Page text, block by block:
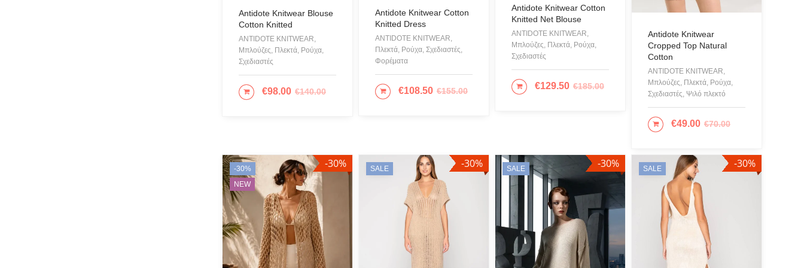
Βραχιόλια
Γάμος-Βάπτιση
Γιλέκο
Γλυπτική - Sculpture
Γραβάτα
Καπέλα & Σκουφιά
Κιμονό
Κοσμήματα
Μαγιό & Παρεό
Μπλούζες
Antidote Knitwear Blouse
Cotton Knitted
ANTIDOTE KNITWEAR,
Μπλούζες, Πλεκτά, Ρούχα,
Σχεδιαστές
€140.00
€98.00
ΕΠΙΛΟΓΉ
Antidote Knitwear Cotton
Knitted Dress
ANTIDOTE KNITWEAR,
Πλεκτά, Ρούχα, Σχεδιαστές,
Φορέματα
€155.00
€108.50
ΕΠΙΛΟΓΉ
Antidote Knitwear Cotton
Knitted Net Blouse
ANTIDOTE KNITWEAR,
Μπλούζες, Πλεκτά, Ρούχα,
Σχεδιαστές
€185.00
€129.50
ΕΠΙΛΟΓΉ
Antidote Knitwear
Cropped Top Natural
Cotton
ANTIDOTE KNITWEAR,
Μπλούζες, Πλεκτά, Ρούχα,
Σχεδιαστές, Ψιλό πλεκτό
€70.00
€49.00
ΕΠΙΛΟΓΉ
-30%
NEW
-30% SALE -30% SALE -30% SALE -30%